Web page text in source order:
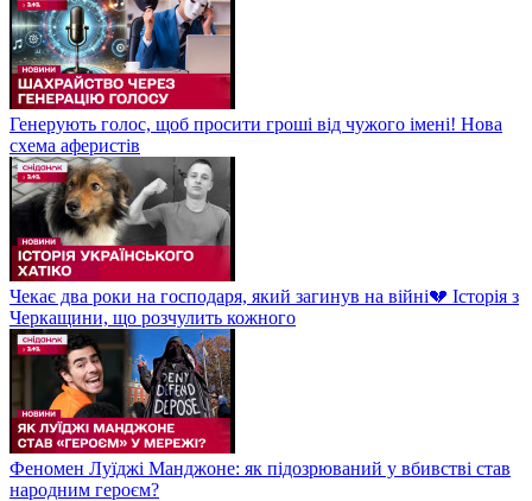
Генерують голос, щоб просити гроші від чужого імені! Нова
схема аферистів
Чекає два роки на господаря, який загинув на війні💔 Історія з
Черкащини, що розчулить кожного
Феномен Луїджі Манджоне: як підозрюваний у вбивстві став
народним героєм?